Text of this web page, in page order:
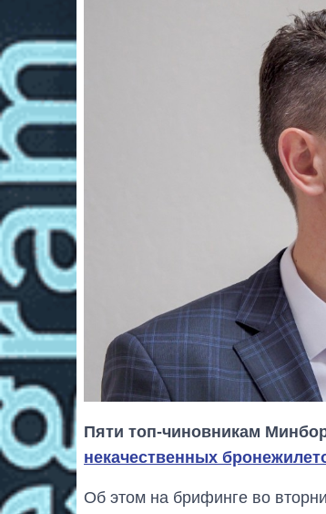
Пяти топ-чиновникам
некачественных
Об этом на брифинге во